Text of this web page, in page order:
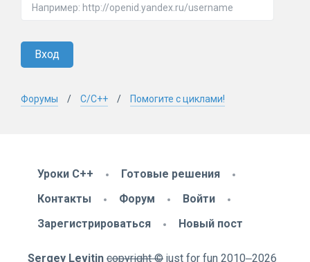
Вход
Форумы C/C++ Помогите с циклами!
Уроки C++
Готовые решения
Контакты
Форум
Войти
Зарегистрироваться
Новый пост
Sergey Levitin copyright © just for fun 2010‒2026